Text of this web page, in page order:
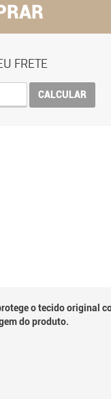
FRETE
CALCULAR
o tecido original
do produto.